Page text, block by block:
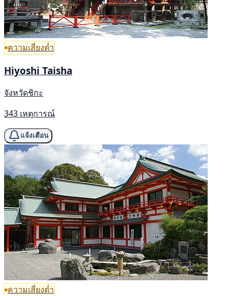
ความเสี่ยงต่ำ
Hiyoshi Taisha
จังหวัดชิกะ
343 เหตุการณ์
แจ้งเตือน
ความเสี่ยงต่ำ